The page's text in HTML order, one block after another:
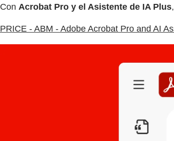
Con Acrobat Pro y el Asistente de IA Plus
PRICE - ABM - Adobe Acrobat Pro and AI